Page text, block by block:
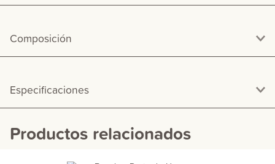
Composición
Especificaciones
Productos relacionados